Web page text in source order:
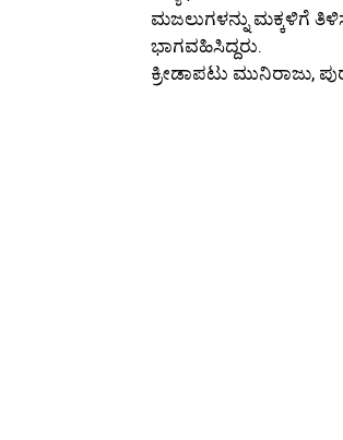
ಮಜಲುಗಳನ್ನು ಮಕ್ಕಳಿಗೆ
ಭಾಗವಹಿಸಿದ್ದರು.
ಕ್ರೀಡಾಪಟು ಮುನಿರಾಜು,